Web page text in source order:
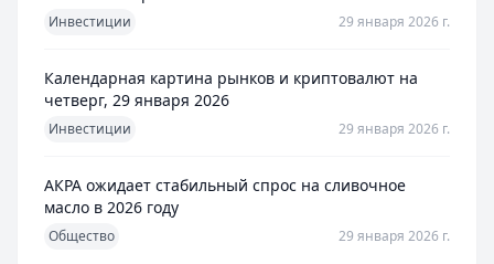
Инвестиции 29 января 2026 г.
Календарная картина рынков и криптовалют на
четверг, 29 января 2026
Инвестиции 29 января 2026 г.
АКРА ожидает стабильный спрос на сливочное
масло в 2026 году
Общество 29 января 2026 г.